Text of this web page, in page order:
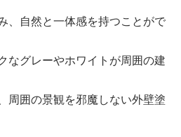
、自然と一体感を持つことがで
なグレーやホワイトが周囲の建
周囲の景観を邪魔しない外壁塗